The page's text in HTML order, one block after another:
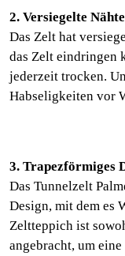
2. Versiegelte Nähte
Das Zelt hat
das Zelt eindringen
jederzeit trocken.
Habseligkeiten vor
3. Trapezförmiges
Das Tunnelzelt
Design, mit dem es
Zeltteppich ist
angebracht, um